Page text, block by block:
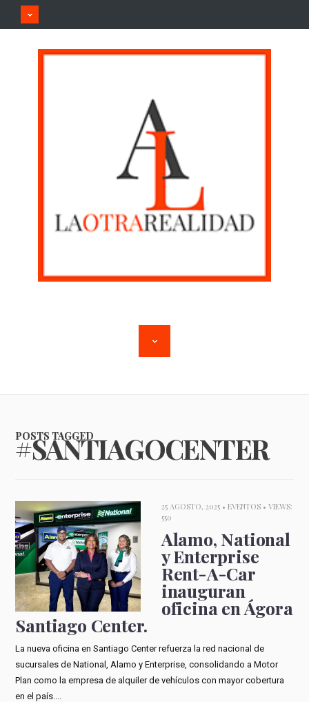
POSTS TAGGED
#SANTIAGOCENTER
25 AGOSTO, 2025 • EVENTOS• VIEWS:
550
Alamo, National
y Enterprise
Rent-A-Car
inauguran
oficina en Ágora
Santiago Center.
La nueva oficina en Santiago Center refuerza la red nacional de
sucursales de National, Alamo y Enterprise, consolidando a Motor
Plan como la empresa de alquiler de vehículos con mayor cobertura
en el país....